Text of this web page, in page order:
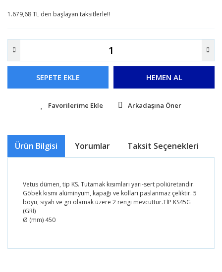
1.679,68 TL den başlayan taksitlerle!!
SEPETE EKLE HEMEN AL
Arkadaşına Öner
Ürün Bilgisi Yorumlar Taksit Seçenekleri
Vetus dümen, tip KS. Tutamak kısımları yarı-sert poliüretandır.
Göbek kısmı alüminyum, kapağı ve kolları paslanmaz çeliktir. 5
boyu, siyah ve gri olamak üzere 2 rengi mevcuttur.TİP KS45G
(GRİ)
Ø (mm) 450